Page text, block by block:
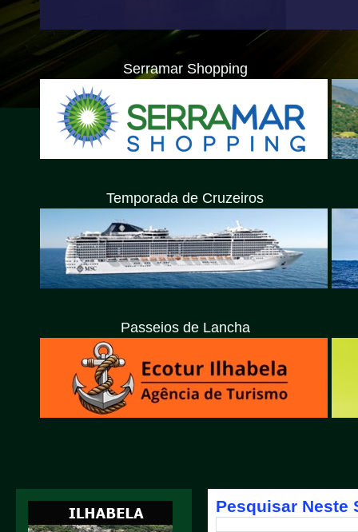
Serramar Shopping
Temporada de Cruzeiros
Passeios de Lancha
Pesquisar Neste